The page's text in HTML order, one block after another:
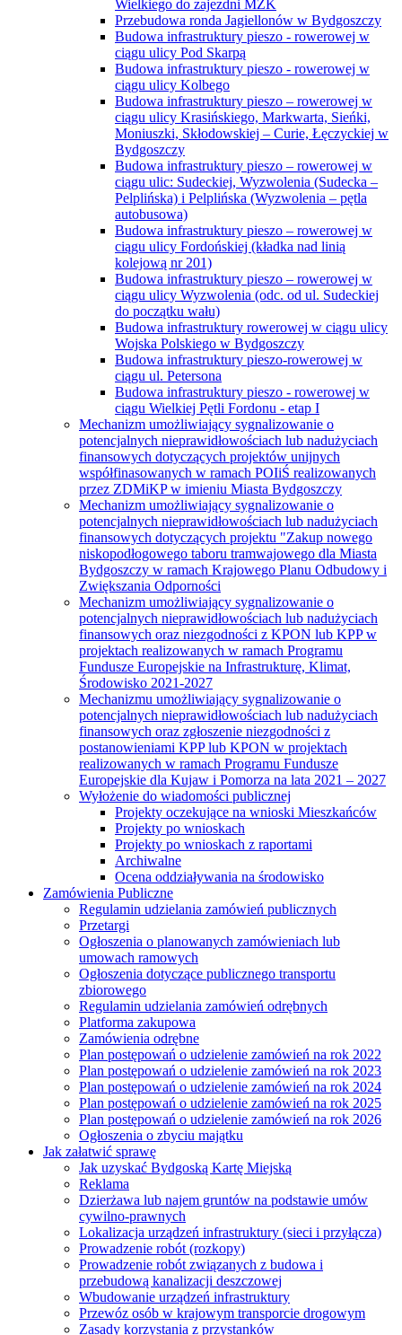
Wielkiego do zajezdni MZK
Przebudowa ronda Jagiellonów w Bydgoszczy
Budowa infrastruktury pieszo - rowerowej w
ciągu ulicy Pod Skarpą
Budowa infrastruktury pieszo - rowerowej w
ciągu ulicy Kolbego
Budowa infrastruktury pieszo – rowerowej w
ciągu ulicy Krasińskiego, Markwarta, Sieńki,
Moniuszki, Skłodowskiej – Curie, Łęczyckiej w
Bydgoszczy
Budowa infrastruktury pieszo – rowerowej w
ciągu ulic: Sudeckiej, Wyzwolenia (Sudecka –
Pelplińska) i Pelplińska (Wyzwolenia – pętla
autobusowa)
Budowa infrastruktury pieszo – rowerowej w
ciągu ulicy Fordońskiej (kładka nad linią
kolejową nr 201)
Budowa infrastruktury pieszo – rowerowej w
ciągu ulicy Wyzwolenia (odc. od ul. Sudeckiej
do początku wału)
Budowa infrastruktury rowerowej w ciągu ulicy
Wojska Polskiego w Bydgoszczy
Budowa infrastruktury pieszo-rowerowej w
ciągu ul. Petersona
Budowa infrastruktury pieszo - rowerowej w
ciągu Wielkiej Pętli Fordonu - etap I
Mechanizm umożliwiający sygnalizowanie o
potencjalnych nieprawidłowościach lub nadużyciach
finansowych dotyczących projektów unijnych
współfinasowanych w ramach POIiŚ realizowanych
przez ZDMiKP w imieniu Miasta Bydgoszczy
Mechanizm umożliwiający sygnalizowanie o
potencjalnych nieprawidłowościach lub nadużyciach
finansowych dotyczących projektu "Zakup nowego
niskopodłogowego taboru tramwajowego dla Miasta
Bydgoszczy w ramach Krajowego Planu Odbudowy i
Zwiększania Odporności
Mechanizm umożliwiający sygnalizowanie o
potencjalnych nieprawidłowościach lub nadużyciach
finansowych oraz niezgodności z KPON lub KPP w
projektach realizowanych w ramach Programu
Fundusze Europejskie na Infrastrukturę, Klimat,
Środowisko 2021-2027
Mechanizmu umożliwiający sygnalizowanie o
potencjalnych nieprawidłowościach lub nadużyciach
finansowych oraz zgłoszenie niezgodności z
postanowieniami KPP lub KPON w projektach
realizowanych w ramach Programu Fundusze
Europejskie dla Kujaw i Pomorza na lata 2021 – 2027
Wyłożenie do wiadomości publicznej
Projekty oczekujące na wnioski Mieszkańców
Projekty po wnioskach
Projekty po wnioskach z raportami
Archiwalne
Ocena oddziaływania na środowisko
Zamówienia Publiczne
Regulamin udzielania zamówień publicznych
Przetargi
Ogłoszenia o planowanych zamówieniach lub
umowach ramowych
Ogłoszenia dotyczące publicznego transportu
zbiorowego
Regulamin udzielania zamówień odrębnych
Platforma zakupowa
Zamówienia odrębne
Plan postępowań o udzielenie zamówień na rok 2022
Plan postępowań o udzielenie zamówień na rok 2023
Plan postępowań o udzielenie zamówień na rok 2024
Plan postępowań o udzielenie zamówień na rok 2025
Plan postępowań o udzielenie zamówień na rok 2026
Ogłoszenia o zbyciu majątku
Jak załatwić sprawę
Jak uzyskać Bydgoską Kartę Miejską
Reklama
Dzierżawa lub najem gruntów na podstawie umów
cywilno-prawnych
Lokalizacja urządzeń infrastruktury (sieci i przyłącza)
Prowadzenie robót (rozkopy)
Prowadzenie robót związanych z budowa i
przebudową kanalizacji deszczowej
Wbudowanie urządzeń infrastruktury
Przewóz osób w krajowym transporcie drogowym
Zasady korzystania z przystanków